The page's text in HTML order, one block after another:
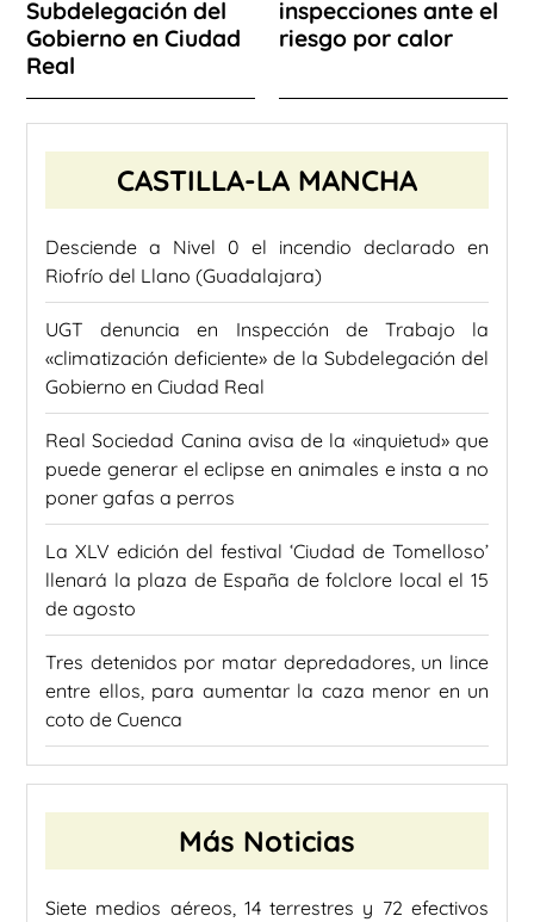
Subdelegación del
Gobierno en Ciudad
Real
inspecciones ante el
riesgo por calor
CASTILLA-LA MANCHA
Desciende a Nivel 0 el incendio declarado en
Riofrío del Llano (Guadalajara)
UGT denuncia en Inspección de Trabajo la
«climatización deficiente» de la Subdelegación del
Gobierno en Ciudad Real
Real Sociedad Canina avisa de la «inquietud» que
puede generar el eclipse en animales e insta a no
poner gafas a perros
La XLV edición del festival ‘Ciudad de Tomelloso’
llenará la plaza de España de folclore local el 15
de agosto
Tres detenidos por matar depredadores, un lince
entre ellos, para aumentar la caza menor en un
coto de Cuenca
Más Noticias
Siete medios aéreos, 14 terrestres y 72 efectivos